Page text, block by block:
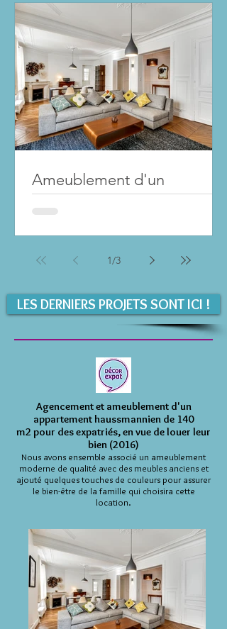
Ameublement d'un
appartement haussmannien
1/3
LES DERNIERS PROJETS SONT ICI !
Agencement et ameublement d'un
appartement haussmannien de 140
m2 pour des expatriés, en vue de louer leur
bien (2016)
Nous avons ensemble associé un ameublement
moderne de qualité avec des meubles anciens et
ajouté quelques touches de couleurs pour assurer
le bien-être de la famille qui choisira cette
location.